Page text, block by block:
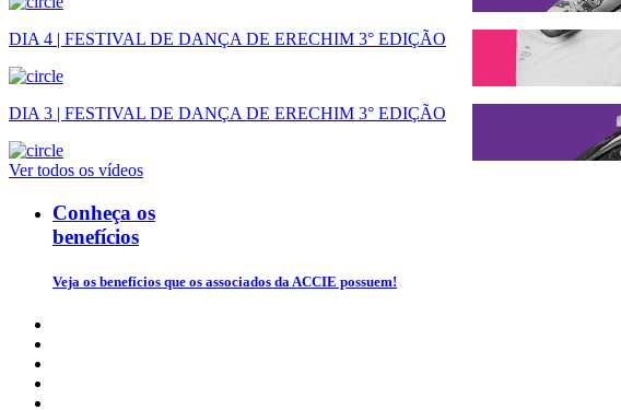
DIA 4 | FESTIVAL DE DANÇA DE ERECHIM 3° EDIÇÃO
DIA 3 | FESTIVAL DE DANÇA DE ERECHIM 3° EDIÇÃO
Ver todos os vídeos
Conheça os
benefícios
Veja os benefícios que os associados da ACCIE possuem!